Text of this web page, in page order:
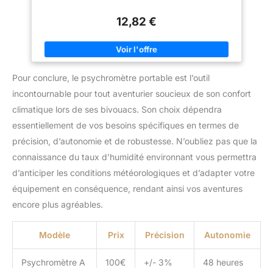
bulbe sec humide résiste aux dommages, une stabilité et des
sévères. Coûts à faible entretien: le psychromètre est conçu
pour durabilité, minimisant le besoin de maintenance fréquente
et réduisant les coûts opérationnels, ce qui en fait une solution
précision: le thermomètre à ampoule sec humide offre une
température, fournissant des données fiables cruciales pour la
gestion des équipements des vaisseaux et le contrôle
environnemental. Construit pour des conditions difficiles:
spécialement conçu pour les environnements marins, le
psychromètre garantit des performances stables et fiables,
même dans des conditions difficiles comme le spray salin et
utilisation à long terme en mer.
12,82 €
Pour conclure, le psychromètre portable est l’outil
incontournable pour tout aventurier soucieux de son confort
climatique lors de ses bivouacs. Son choix dépendra
essentiellement de vos besoins spécifiques en termes de
précision, d’autonomie et de robustesse. N’oubliez pas que la
connaissance du taux d’humidité environnant vous permettra
d’anticiper les conditions météorologiques et d’adapter votre
équipement en conséquence, rendant ainsi vos aventures
encore plus agréables.
Modèle Prix Précision Autonomie
Psychromètre A 100€ +/- 3% 48 heures